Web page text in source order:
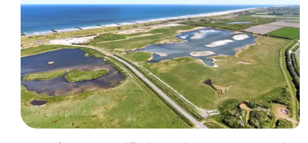
Spielplätze
Indoor-
Spielplätze
Bowling
Wellness-